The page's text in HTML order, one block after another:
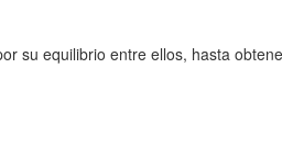
su equilibrio entre ellos, hasta